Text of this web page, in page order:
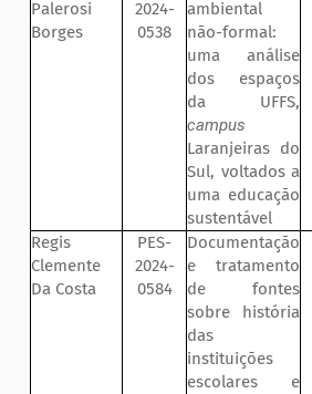
Palerosi
Borges
2024-
0538
ambiental
não-formal:
uma análise
dos espaços
da UFFS,
campus
Laranjeiras do
Sul, voltados a
uma educação
sustentável
Regis
Clemente
Da Costa
PES-
2024-
0584
Documentação
e tratamento
de fontes
sobre história
das
instituições
escolares e